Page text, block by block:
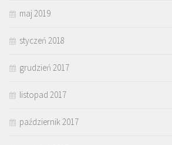
maj 2019
styczeń 2018
grudzień 2017
listopad 2017
październik 2017